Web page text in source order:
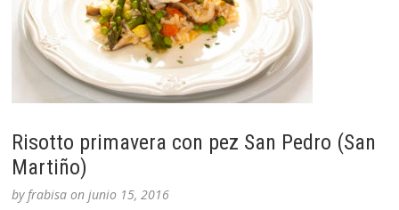
Risotto primavera con pez San Pedro (San
Martiño)
byfrabisa onjunio 15, 2016